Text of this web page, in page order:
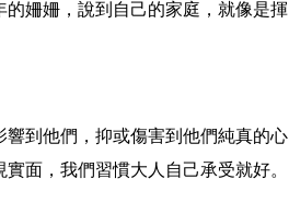
姍姍，說到自己的家庭，就像是揮
到他們，抑或傷害到他們純真的心
面，我們習慣大人自己承受就好。